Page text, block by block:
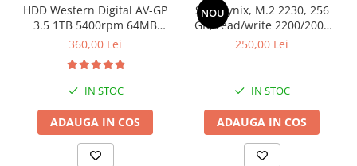
Imprimante laser
Multifunctionale Inkjet
Multifunctionale laser
Retelistica
Accesorii switch-uri
HDD Western Digital AV-GP
3.5 1TB 5400rpm 64MB
SATA3 (WD10EURX)
360,00 Lei
IN STOC
ADAUGA IN COS
NOU
SSD Hynix, M.2 2230, 256
GB, read/write 2200/2000
MB/s, bulk
250,00 Lei
IN STOC
ADAUGA IN COS